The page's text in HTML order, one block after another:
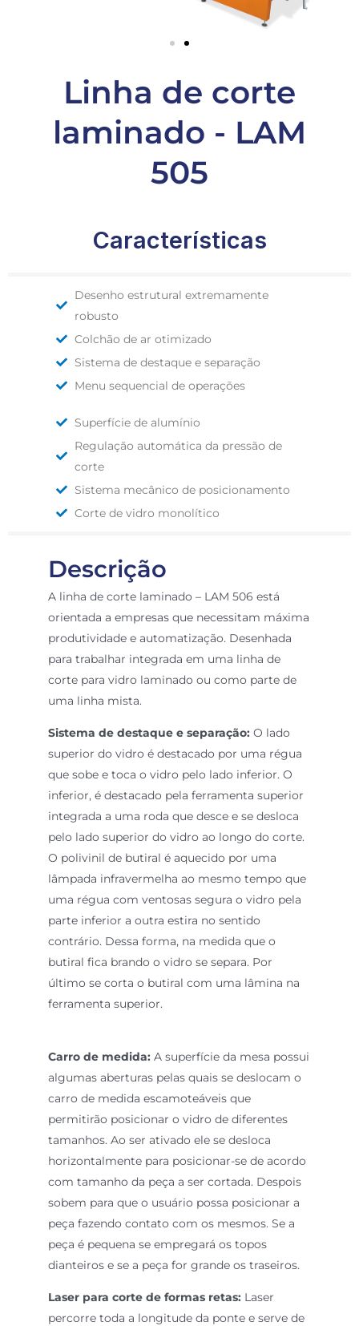
Linha de corte
laminado - LAM
505
Características
Desenho estrutural extremamente
robusto
Colchão de ar otimizado
Sistema de destaque e separação
Menu sequencial de operações
Superfície de alumínio
Regulação automática da pressão de
corte
Sistema mecânico de posicionamento
Corte de vidro monolítico
Descrição
A linha de corte laminado – LAM 506 está
orientada a empresas que necessitam máxima
produtividade e automatização. Desenhada
para trabalhar integrada em uma linha de
corte para vidro laminado ou como parte de
uma linha mista.
Sistema de destaque e separação: O lado
superior do vidro é destacado por uma régua
que sobe e toca o vidro pelo lado inferior. O
inferior, é destacado pela ferramenta superior
integrada a uma roda que desce e se desloca
pelo lado superior do vidro ao longo do corte.
O polivinil de butiral é aquecido por uma
lâmpada infravermelha ao mesmo tempo que
uma régua com ventosas segura o vidro pela
parte inferior a outra estira no sentido
contrário. Dessa forma, na medida que o
butiral fica brando o vidro se separa. Por
último se corta o butiral com uma lâmina na
ferramenta superior.
Carro de medida: A superfície da mesa possui
algumas aberturas pelas quais se deslocam o
carro de medida escamoteáveis que
permitirão posicionar o vidro de diferentes
tamanhos. Ao ser ativado ele se desloca
horizontalmente para posicionar-se de acordo
com tamanho da peça a ser cortada. Despois
sobem para que o usuário possa posicionar a
peça fazendo contato com os mesmos. Se a
peça é pequena se empregará os topos
dianteiros e se a peça for grande os traseiros.
Laser para corte de formas retas: Laser
percorre toda a longitude da ponte e serve de